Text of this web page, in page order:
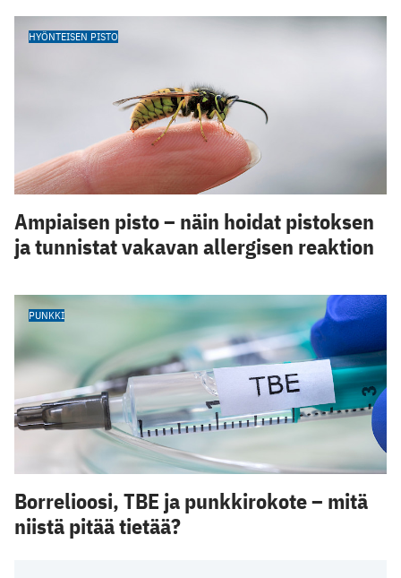
HYÖNTEISEN PISTO
Ampiaisen pisto – näin hoidat pistoksen
ja tunnistat vakavan allergisen reaktion
PUNKKI
Borrelioosi, TBE ja punkkirokote – mitä
niistä pitää tietää?